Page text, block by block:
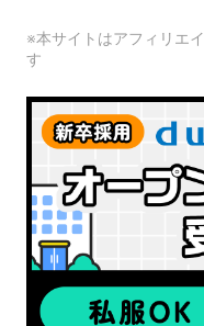
※本サイトはアフィリエ
す